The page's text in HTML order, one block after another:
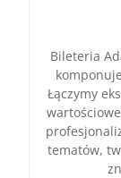
Bileteria
Łączymy
tematów,